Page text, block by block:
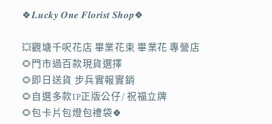
禮
｜
畢
業
花
｜
禮
｜
畢
業
花
｜
🍀𝑳𝒖𝒄𝒌𝒚 𝑶𝒏𝒆 𝑭𝒍𝒐𝒓𝒊𝒔𝒕 𝑺𝒉𝒐𝒑🍀
💥觀塘千呎花店 畢業花束 畢業花 專營店
🌻門市過百款現貨選擇
🌻即日送貨 步兵實報實銷
🌻自選多款IP正版公仔/ 祝福立牌
🌻包卡片包燈包禮袋🍀